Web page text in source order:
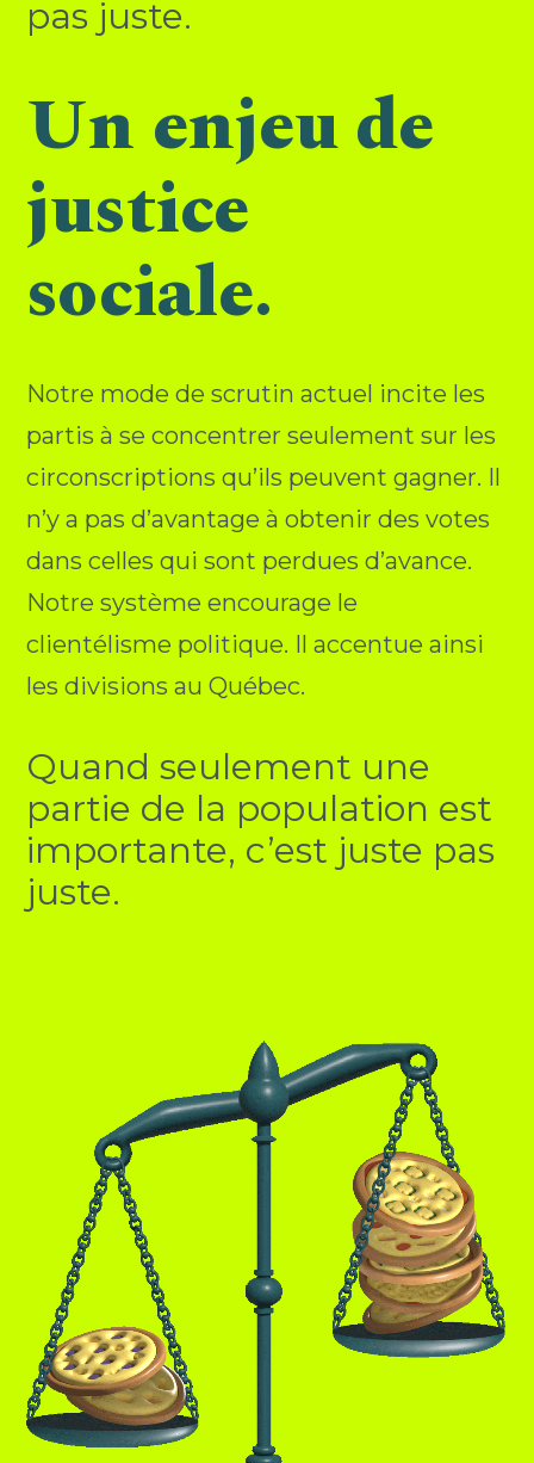
pas juste.
Un enjeu de
justice
sociale.
Notre mode de scrutin actuel incite les
partis à se concentrer seulement sur les
circonscriptions qu’ils peuvent gagner. Il
n’y a pas d’avantage à obtenir des votes
dans celles qui sont perdues d’avance.
Notre système encourage le
clientélisme politique. Il accentue ainsi
les divisions au Québec.
Quand seulement une
partie de la population est
importante, c’est juste pas
juste.